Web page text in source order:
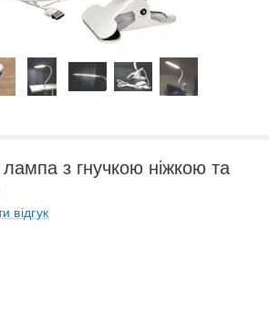
з гнучкою ніжкою та
відгук